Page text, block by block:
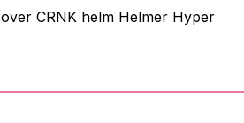
over CRNK helm Helmer Hyper